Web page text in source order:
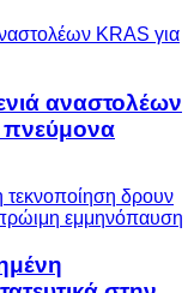
αναστολέων
πνεύμονα